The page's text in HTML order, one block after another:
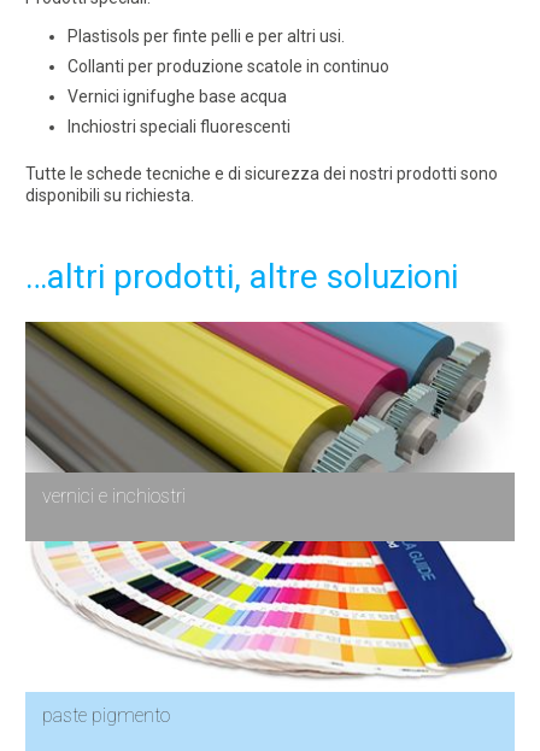
Plastisols per finte pelli e per altri usi.
Collanti per produzione scatole in continuo
Vernici ignifughe base acqua
Inchiostri speciali fluorescenti
Tutte le schede tecniche e di sicurezza dei nostri prodotti sono
disponibili su richiesta.
…altri prodotti, altre soluzioni
vernici e inchiostri
paste pigmento